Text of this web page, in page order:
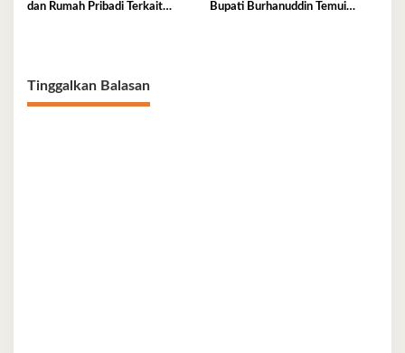
dan Rumah Pribadi Terkait
Bupati Burhanuddin Temui
Tinggalkan Balasan